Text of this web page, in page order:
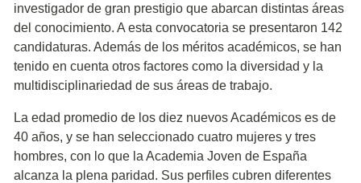
investigador de gran prestigio que abarcan distintas áreas
del conocimiento. A esta convocatoria se presentaron 142
candidaturas. Además de los méritos académicos, se han
tenido en cuenta otros factores como la diversidad y la
multidisciplinariedad de sus áreas de trabajo.
La edad promedio de los diez nuevos Académicos es de
40 años, y se han seleccionado cuatro mujeres y tres
hombres, con lo que la Academia Joven de España
alcanza la plena paridad. Sus perfiles cubren diferentes